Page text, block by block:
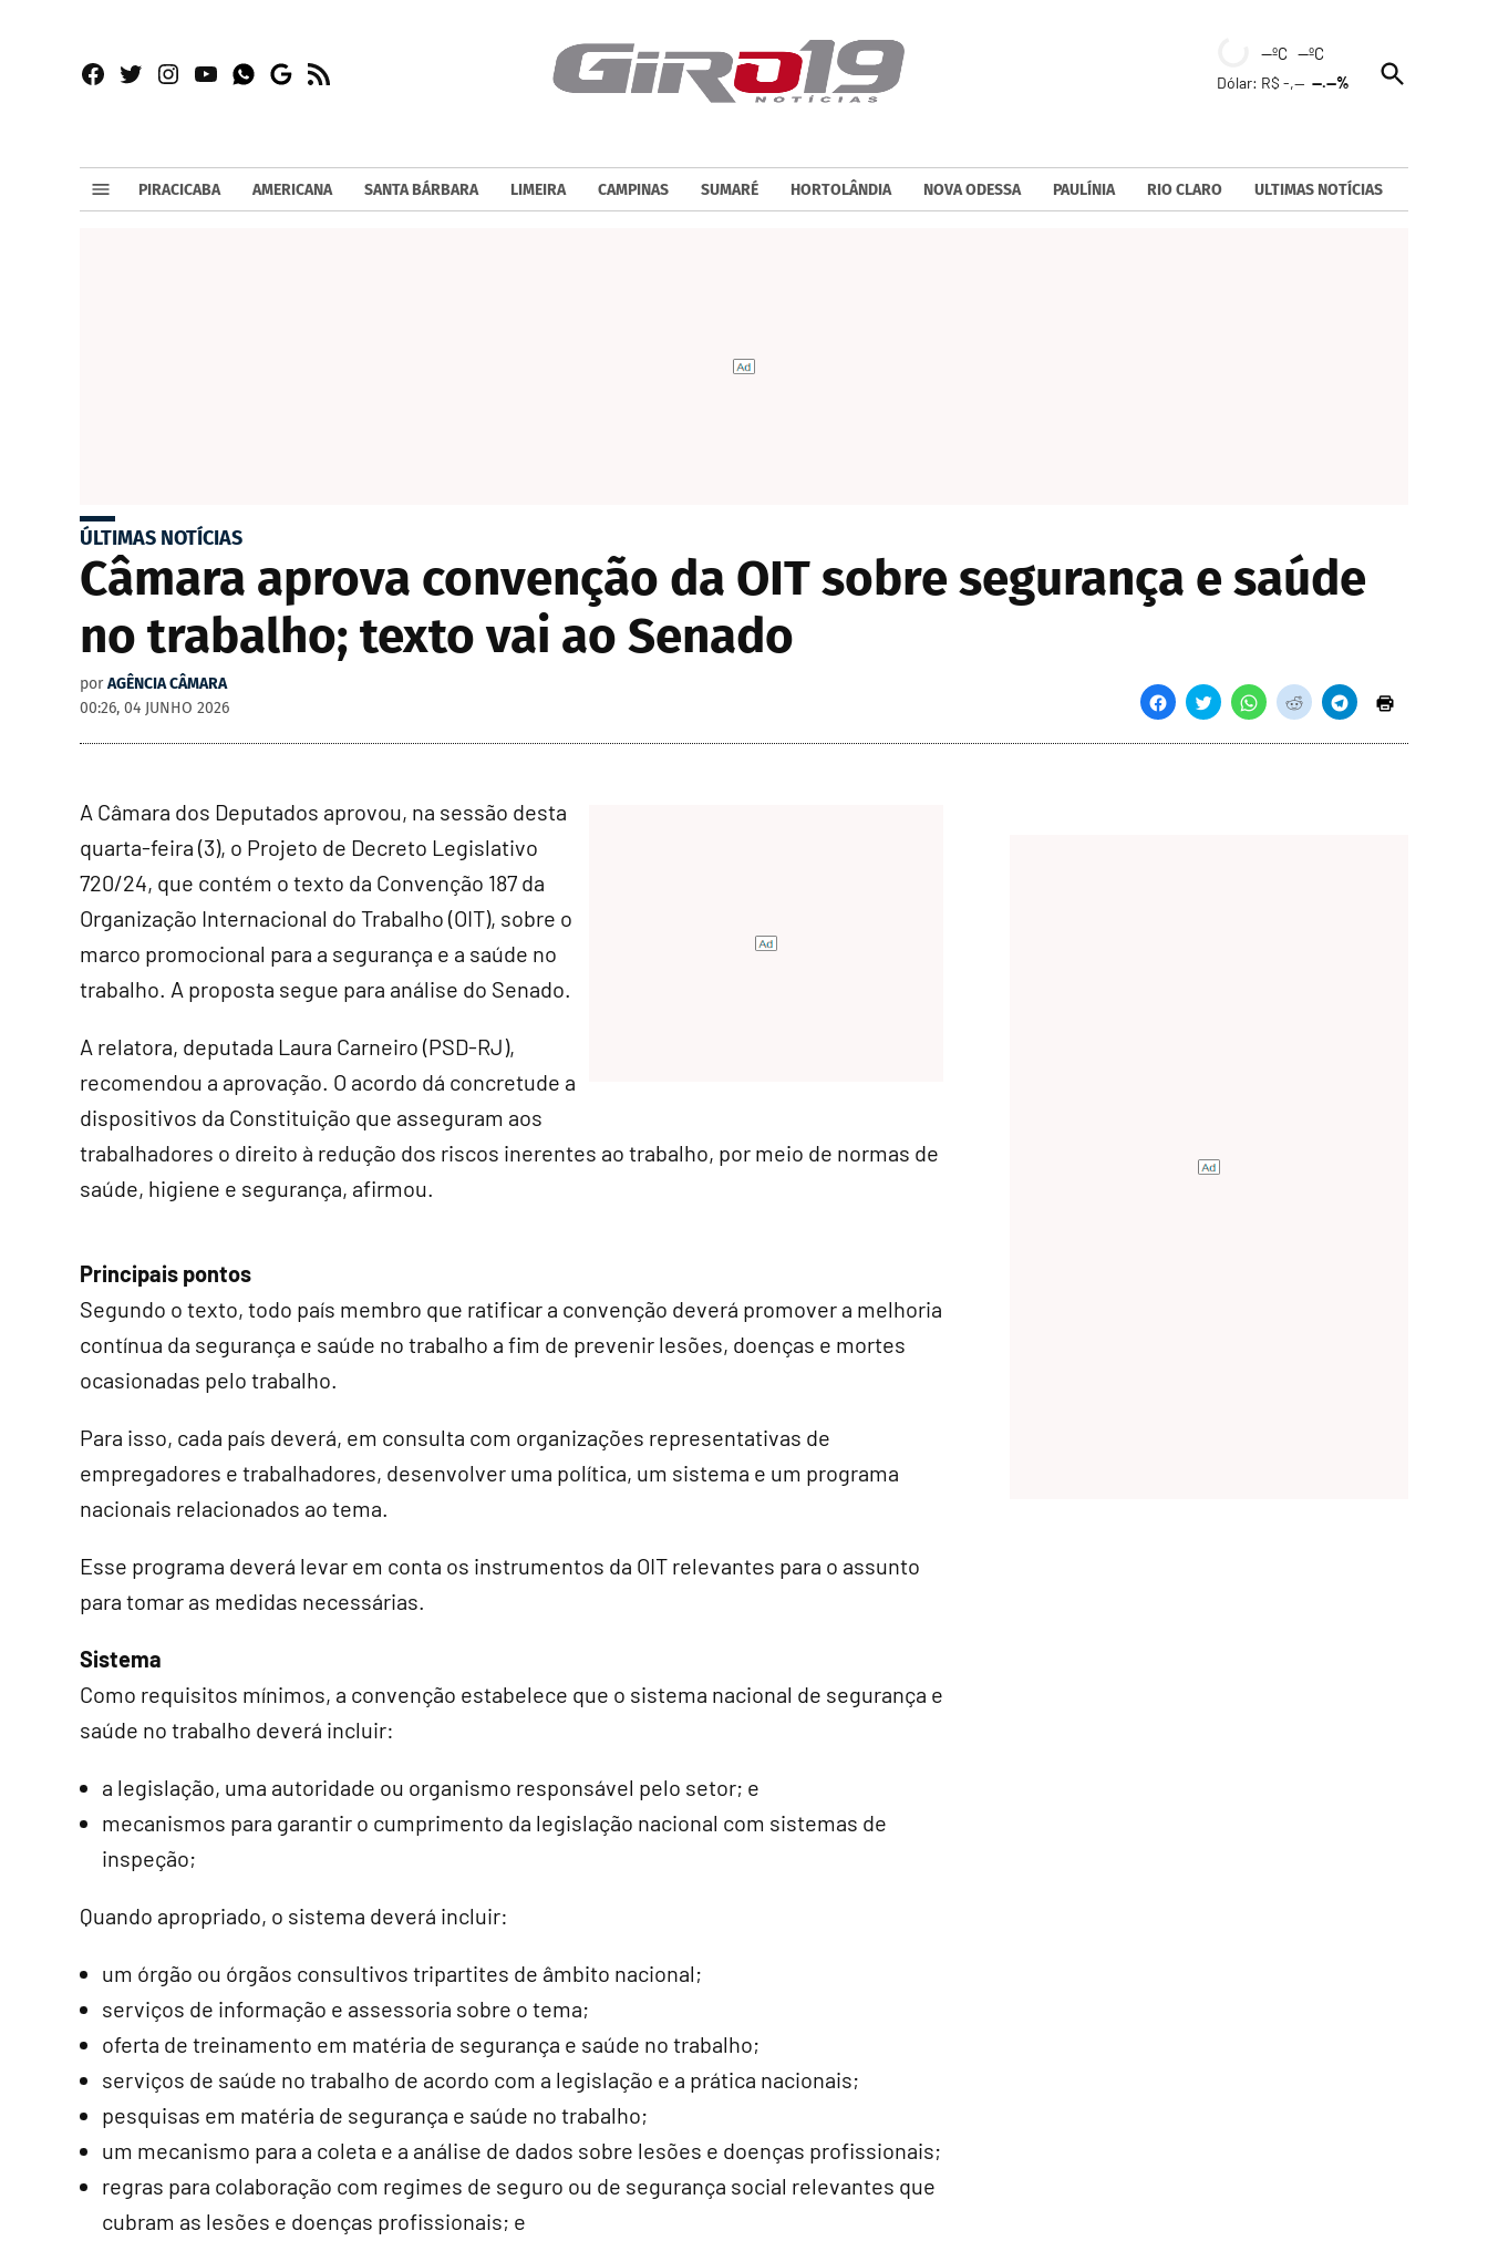
Facebook
TwitterInstagram
YouTubeWhatsapp
Google
RSS
--ºC --ºC
Dólar: R$ -,----.--%
Open
Search
PIRACICABA AMERICANA SANTA BÁRBARA LIMEIRA CAMPINAS SUMARÉ HORTOLÂNDIA NOVA ODESSA PAULÍNIA RIO CLARO ULTIMAS NOTÍCIAS
ÚLTIMAS NOTÍCIAS
Câmara aprova convenção da OIT sobre segurança e saúde
no trabalho; texto vai ao Senado
por AGÊNCIA CÂMARA
00:26, 04 JUNHO 2026
A Câmara dos Deputados aprovou, na sessão desta
quarta-feira (3), o Projeto de Decreto Legislativo
720/24, que contém o texto da Convenção 187 da
Organização Internacional do Trabalho (OIT), sobre o
marco promocional para a segurança e a saúde no
trabalho. A proposta segue para análise do Senado.
A relatora, deputada Laura Carneiro (PSD-RJ),
recomendou a aprovação. O acordo dá concretude a
dispositivos da Constituição que asseguram aos
trabalhadores o direito à redução dos riscos inerentes ao trabalho, por meio de normas de
saúde, higiene e segurança, afirmou.
Principais pontos
Segundo o texto, todo país membro que ratificar a convenção deverá promover a melhoria
contínua da segurança e saúde no trabalho a fim de prevenir lesões, doenças e mortes
ocasionadas pelo trabalho.
Para isso, cada país deverá, em consulta com organizações representativas de
empregadores e trabalhadores, desenvolver uma política, um sistema e um programa
nacionais relacionados ao tema.
Esse programa deverá levar em conta os instrumentos da OIT relevantes para o assunto
para tomar as medidas necessárias.
Sistema
Como requisitos mínimos, a convenção estabelece que o sistema nacional de segurança e
saúde no trabalho deverá incluir:
a legislação, uma autoridade ou organismo responsável pelo setor; e
mecanismos para garantir o cumprimento da legislação nacional com sistemas de
inspeção;
Quando apropriado, o sistema deverá incluir:
um órgão ou órgãos consultivos tripartites de âmbito nacional;
serviços de informação e assessoria sobre o tema;
oferta de treinamento em matéria de segurança e saúde no trabalho;
serviços de saúde no trabalho de acordo com a legislação e a prática nacionais;
pesquisas em matéria de segurança e saúde no trabalho;
um mecanismo para a coleta e a análise de dados sobre lesões e doenças profissionais;
regras para colaboração com regimes de seguro ou de segurança social relevantes que
cubram as lesões e doenças profissionais; e